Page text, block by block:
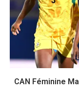
CAN Féminine